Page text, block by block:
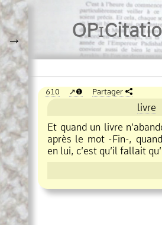
→ OPi
610 ❶ Partager
livre
Et quand un livre
après le mot
Fin ,
en lui, c’est qu’il fallait